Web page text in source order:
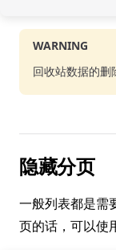
WARNING
回收站数据的删
隐藏分页
一般列表都是需
页的话，可以使